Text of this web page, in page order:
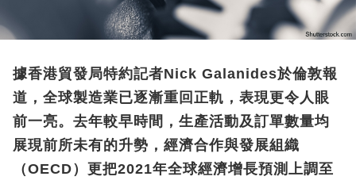
據香港貿發局特約記者Nick Galanides於倫敦報
道，全球製造業已逐漸重回正軌，表現更令人眼
前一亮。去年較早時間，生產活動及訂單數量均
展現前所未有的升勢，經濟合作與發展組織
（OECD）更把2021年全球經濟增長預測上調至